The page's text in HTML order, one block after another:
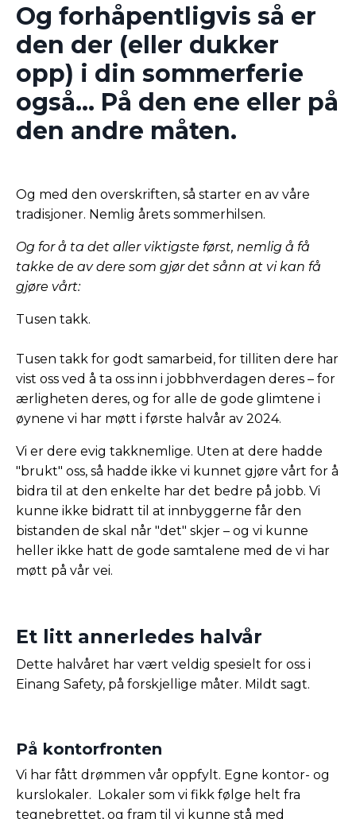
Og forhåpentligvis så er
den der (eller dukker
opp) i din sommerferie
også... På den ene eller på
den andre måten.
Og med den overskriften, så starter en av våre
tradisjoner. Nemlig årets sommerhilsen.
Og for å ta det aller viktigste først, nemlig å få
takke de av dere som gjør det sånn at vi kan få
gjøre vårt:
Tusen takk.
Tusen takk for godt samarbeid, for tilliten dere har
vist oss ved å ta oss inn i jobbhverdagen deres – for
ærligheten deres, og for alle de gode glimtene i
øynene vi har møtt i første halvår av 2024.
Vi er dere evig takknemlige. Uten at dere hadde
"brukt" oss, så hadde ikke vi kunnet gjøre vårt for å
bidra til at den enkelte har det bedre på jobb. Vi
kunne ikke bidratt til at innbyggerne får den
bistanden de skal når "det" skjer – og vi kunne
heller ikke hatt de gode samtalene med de vi har
møtt på vår vei.
Et litt annerledes halvår
Dette halvåret har vært veldig spesielt for oss i
Einang Safety, på forskjellige måter. Mildt sagt.
På kontorfronten
Vi har fått drømmen vår oppfylt. Egne kontor- og
kurslokaler. Lokaler som vi fikk følge helt fra
tegnebrettet, og fram til vi kunne stå med